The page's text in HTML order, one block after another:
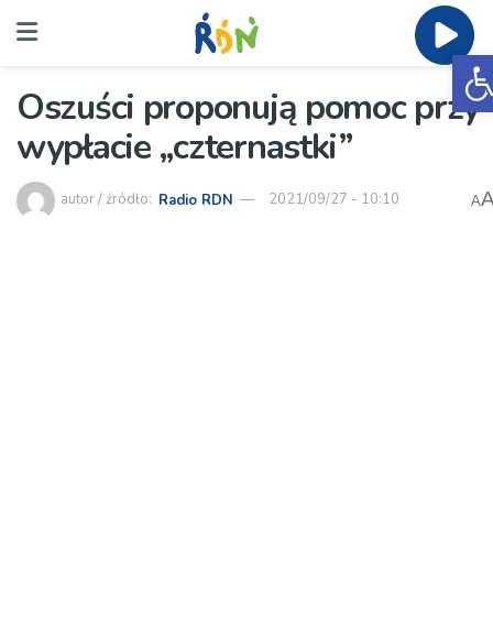
Oszuści proponują pomoc przy
wypłacie „czternastki”
autor / źródło: Radio RDN 2021/09/27 - 10:10 A